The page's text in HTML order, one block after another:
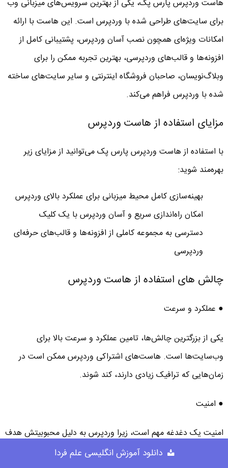
هاست وردپرس پارس پک، یکی از بهترین سرویس‌های میزبانی وب
برای سایت‌های طراحی شده با وردپرس است. این هاست با ارائه
امکانات ویژه‌ای همچون نصب آسان وردپرس، پشتیبانی کامل از
افزونه‌ها و قالب‌های وردپرسی، بهترین تجربه ممکن را برای
وبلاگ‌نویسان، صاحبان فروشگاه اینترنتی و سایر سایت‌های ساخته
شده با وردپرس فراهم می‌کند.
مزایای استفاده از هاست وردپرس
با استفاده از هاست وردپرس پارس پک می‌توانید از مزایای زیر
بهره‌مند شوید:
بهینه‌سازی کامل محیط میزبانی برای عملکرد بالای وردپرس
امکان راه‌اندازی سریع و آسان وردپرس با یک کلیک
دسترسی به مجموعه کاملی از افزونه‌ها و قالب‌های حرفه‌ای
وردپرسی
چالش های استفاده از هاست وردپرس
● عملکرد و سرعت
یکی از بزرگترین چالش‌ها، تامین عملکرد و سرعت بالا برای
وب‌سایت‌ها است. هاست‌های اشتراکی وردپرس ممکن است در
زمان‌هایی که ترافیک زیادی دارند، کند شوند.
● امنیت
امنیت یک دغدغه مهم است، زیرا وردپرس به دلیل محبوبیتش هدف
زیادی از حملات سایبری قرار می‌گیرد. مدیریت امنیت، به‌روزرسانی‌ها
دانلود آموزش انگلیسی علم فردا